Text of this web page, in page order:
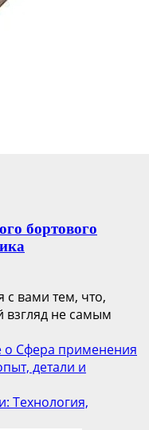
бортового
с вами тем, что,
взгляд не самым
о Сфера применения
детали и
Технология,